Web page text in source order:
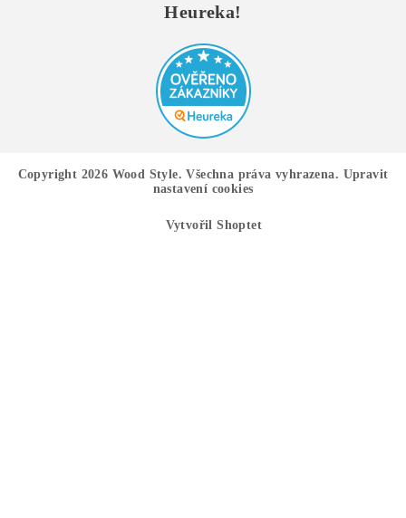
Heureka!
Copyright 2026 Wood Style. Všechna práva vyhrazena. Upravit
nastavení cookies
Vytvořil Shoptet